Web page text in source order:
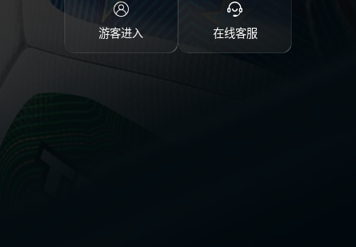
游客进入 在线客服